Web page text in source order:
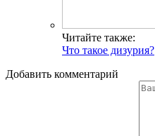
Читайте также:
Что такое дизурия?
Добавить комментарий